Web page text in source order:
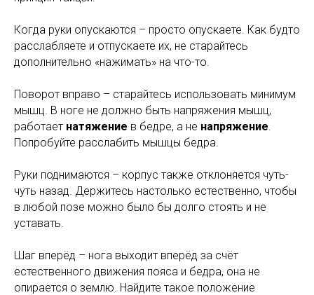
Когда руки опускаются – просто опускаете. Как будто
расслабляете и отпускаете их, не старайтесь
дополнительно «нажимать» на что-то.
Поворот вправо – старайтесь использовать минимум
мышц. В ноге не должно быть напряжения мышц,
работает натяжение в бедре, а не напряжение.
Попробуйте расслабить мышцы бедра.
Руки поднимаются – корпус также отклоняется чуть-
чуть назад. Держитесь настолько естественно, чтобы
в любой позе можно было бы долго стоять и не
уставать.
Шаг вперёд – нога выходит вперёд за счёт
естественного движения пояса и бедра, она не
опирается о землю. Найдите такое положение